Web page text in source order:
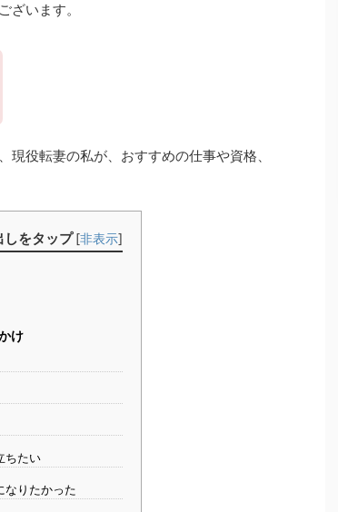
ざいます。
現役転妻の私が、おすすめの仕事や資格、
をタップ [非表示]
け
ちたい
なりたかった